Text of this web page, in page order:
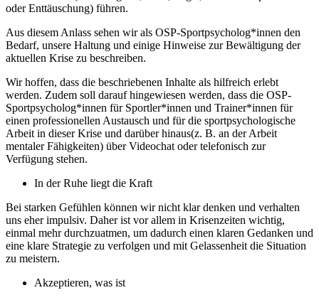
oder Enttäuschung) führen.
Aus diesem Anlass sehen wir als OSP-Sportpsycholog*innen den
Bedarf, unsere Haltung und einige Hinweise zur Bewältigung der
aktuellen Krise zu beschreiben.
Wir hoffen, dass die beschriebenen Inhalte als hilfreich erlebt
werden. Zudem soll darauf hingewiesen werden, dass die OSP-
Sportpsycholog*innen für Sportler*innen und Trainer*innen für
einen professionellen Austausch und für die sportpsychologische
Arbeit in dieser Krise und darüber hinaus(z. B. an der Arbeit
mentaler Fähigkeiten) über Videochat oder telefonisch zur
Verfügung stehen.
In der Ruhe liegt die Kraft
Bei starken Gefühlen können wir nicht klar denken und verhalten
uns eher impulsiv. Daher ist vor allem in Krisenzeiten wichtig,
einmal mehr durchzuatmen, um dadurch einen klaren Gedanken und
eine klare Strategie zu verfolgen und mit Gelassenheit die Situation
zu meistern.
Akzeptieren, was ist